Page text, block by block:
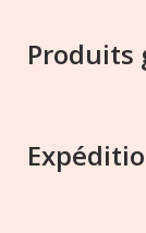
Produits